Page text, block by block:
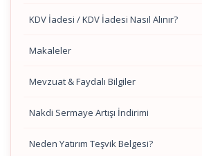
KDV İadesi / KDV İadesi Nasıl Alınır?
Makaleler
Mevzuat & Faydalı Bilgiler
Nakdi Sermaye Artışı İndirimi
Neden Yatırım Teşvik Belgesi?